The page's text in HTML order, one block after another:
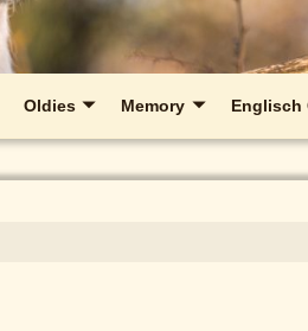
Oldies Memory Englisch